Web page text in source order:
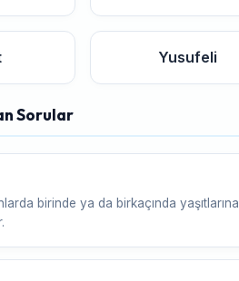
Yusufeli
Sorular
birinde ya da birkaçında yaşıtlarına